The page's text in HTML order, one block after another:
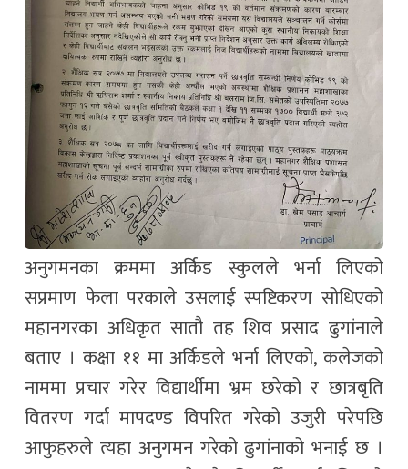
अनुगमनका क्रममा अर्किड स्कुलले भर्ना लिएको
सप्रमाण फेला परकाले उसलाई स्पष्टिकरण सोधिएको
महानगरका अधिकृत सातौ तह शिव प्रसाद ढुगांनाले
बताए । कक्षा ११ मा अर्किडले भर्ना लिएको, कलेजको
नाममा प्रचार गरेर विद्यार्थीमा भ्रम छरेको र छात्रबृति
वितरण गर्दा मापदण्ड विपरित गरेको उजुरी परेपछि
आफुहरुले त्यहा अनुगमन गरेको ढुगांनाको भनाई छ ।